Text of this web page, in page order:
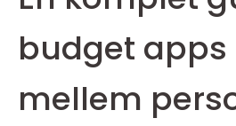
budget apps
mellem